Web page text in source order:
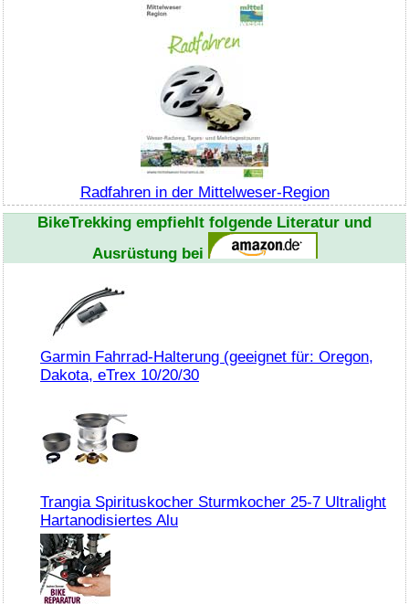
Radfahren in der Mittelweser-Region
BikeTrekking empfiehlt folgende Literatur und
Ausrüstung bei
Garmin Fahrrad-Halterung (geeignet für: Oregon,
Dakota, eTrex 10/20/30
Trangia Spirituskocher Sturmkocher 25-7 Ultralight
Hartanodisiertes Alu